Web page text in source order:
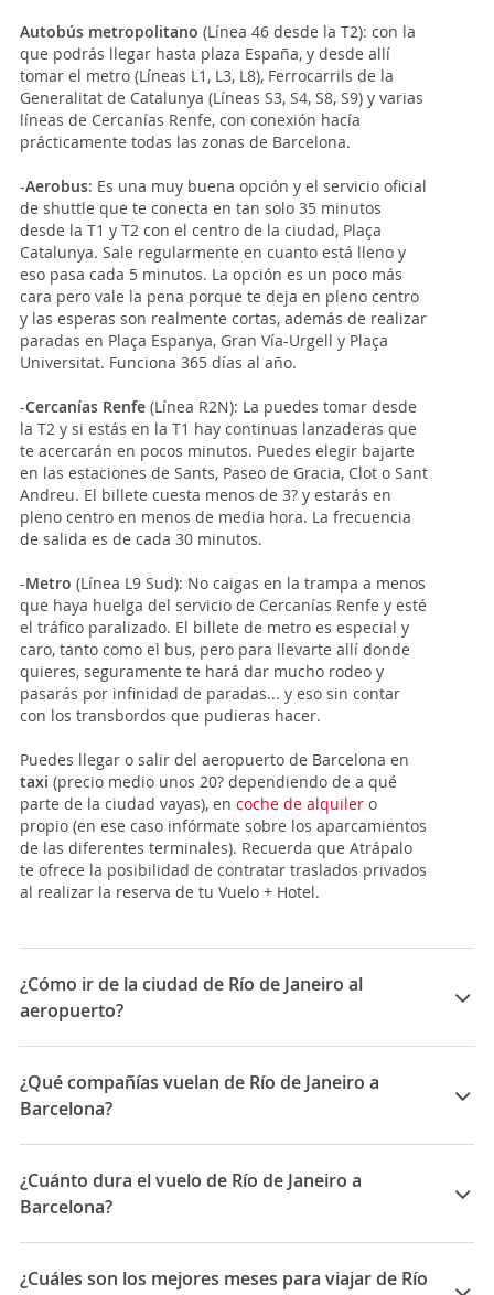
Autobús metropolitano (Línea 46 desde la T2): con la
que podrás llegar hasta plaza España, y desde allí
tomar el metro (Líneas L1, L3, L8), Ferrocarrils de la
Generalitat de Catalunya (Líneas S3, S4, S8, S9) y varias
líneas de Cercanías Renfe, con conexión hacía
prácticamente todas las zonas de Barcelona.
-Aerobus: Es una muy buena opción y el servicio oficial
de shuttle que te conecta en tan solo 35 minutos
desde la T1 y T2 con el centro de la ciudad, Plaça
Catalunya. Sale regularmente en cuanto está lleno y
eso pasa cada 5 minutos. La opción es un poco más
cara pero vale la pena porque te deja en pleno centro
y las esperas son realmente cortas, además de realizar
paradas en Plaça Espanya, Gran Vía-Urgell y Plaça
Universitat. Funciona 365 días al año.
-Cercanías Renfe (Línea R2N): La puedes tomar desde
la T2 y si estás en la T1 hay continuas lanzaderas que
te acercarán en pocos minutos. Puedes elegir bajarte
en las estaciones de Sants, Paseo de Gracia, Clot o Sant
Andreu. El billete cuesta menos de 3? y estarás en
pleno centro en menos de media hora. La frecuencia
de salida es de cada 30 minutos.
-Metro (Línea L9 Sud): No caigas en la trampa a menos
que haya huelga del servicio de Cercanías Renfe y esté
el tráfico paralizado. El billete de metro es especial y
caro, tanto como el bus, pero para llevarte allí donde
quieres, seguramente te hará dar mucho rodeo y
pasarás por infinidad de paradas... y eso sin contar
con los transbordos que pudieras hacer.
Puedes llegar o salir del aeropuerto de Barcelona en
taxi (precio medio unos 20? dependiendo de a qué
parte de la ciudad vayas), en coche de alquiler o
propio (en ese caso infórmate sobre los aparcamientos
de las diferentes terminales). Recuerda que Atrápalo
te ofrece la posibilidad de contratar traslados privados
al realizar la reserva de tu Vuelo + Hotel.
¿Cómo ir de la ciudad de Río de Janeiro al
aeropuerto?
Río es una ciudad que puede ser peligrosa si no tomas
precauciones como las de cualquier gran ciudad de
Latinoamérica y más con la dificultad, en este caso, de
que el idioma no es el español sino el portugués. Así
lo conoce como Aeropuerto Internacional Galeão,
deberás elegir cómo ir del aeropuerto, que tiene 2
durar entre media hora y hasta más de dos horas
según en tránsito y el medio de transporte y
¿Qué compañías vuelan de Río de Janeiro a
Barcelona?
Las compañías que vuelan de Río de Janeiro a
Barcelona son: TAP Portugal, Norwegian Air, Royal Air
Maroc
¿Cuánto dura el vuelo de Río de Janeiro a
Barcelona?
La duración media para viajar entre Río de Janeiro y
Barcelona es 17:05
¿Cuáles son los mejores meses para viajar de Río